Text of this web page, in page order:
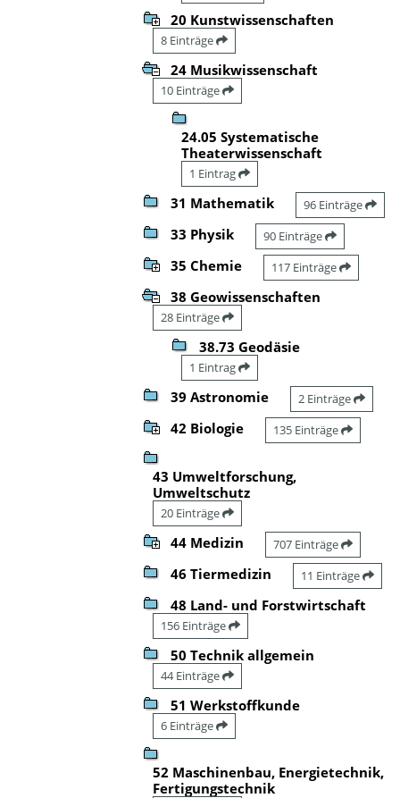
20 Kunstwissenschaften
8 Einträge
24 Musikwissenschaft
10 Einträge
24.05 Systematische
Theaterwissenschaft
1 Eintrag
31 Mathematik 96 Einträge
33 Physik 90 Einträge
35 Chemie 117 Einträge
38 Geowissenschaften
28 Einträge
38.73 Geodäsie
1 Eintrag
39 Astronomie 2 Einträge
42 Biologie 135 Einträge
43 Umweltforschung,
Umweltschutz
20 Einträge
44 Medizin 707 Einträge
46 Tiermedizin 11 Einträge
48 Land- und Forstwirtschaft
156 Einträge
50 Technik allgemein
44 Einträge
51 Werkstoffkunde
6 Einträge
52 Maschinenbau, Energietechnik,
Fertigungstechnik